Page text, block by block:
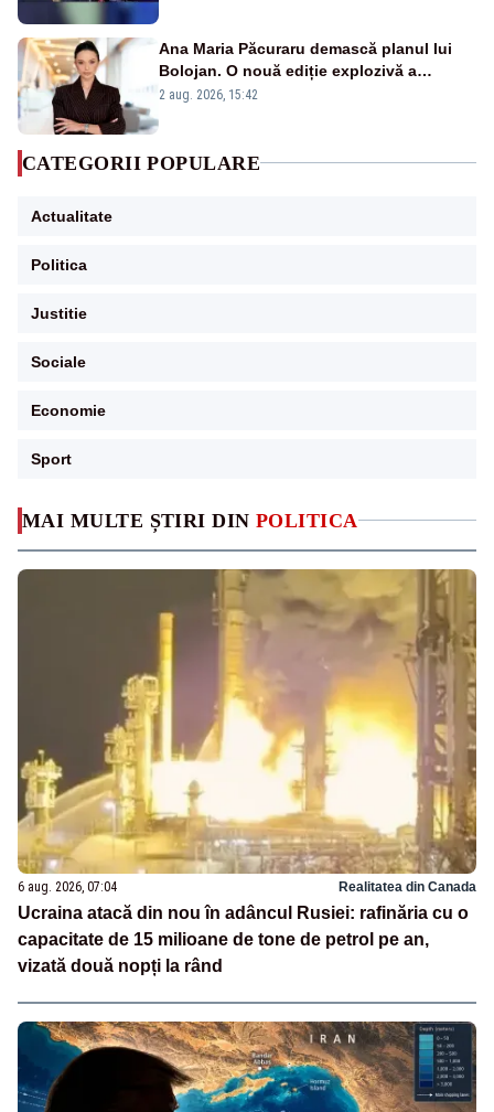
MAI MULTE ȘTIRI DIN POLITICA
6 aug. 2026, 07:04 Realitatea din Canada
Ucraina atacă din nou în adâncul Rusiei: rafinăria cu o
capacitate de 15 milioane de tone de petrol pe an,
vizată două nopți la rând
Ana Maria Păcuraru demască planul lui
Bolojan. O nouă ediție explozivă a
emisiunii „Miza Zilei” la Realitatea PLUS
2 aug. 2026, 15:42
CATEGORII POPULARE
Actualitate
Politica
Justitie
Sociale
Economie
Sport